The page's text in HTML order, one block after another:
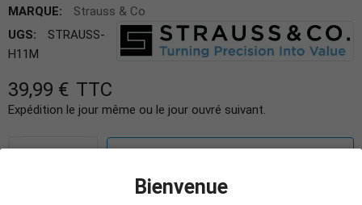
MARQUE:
Strauss & Co
UGS:
STRAUSS-
H11M
39,99 € TTC
Expédition le jour même ou le jour ouvré suivant.
− + AJOUTER AU PANIER
Ajouter à la liste des favorisBienvenue